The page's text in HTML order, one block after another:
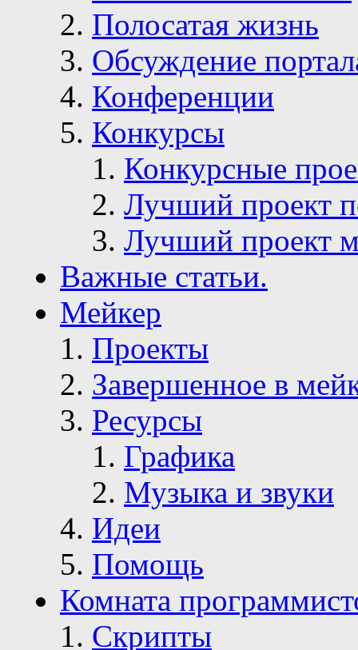
Полосатая жизнь
Обсуждение
Конференции
Конкурсы
Конкурсные
Лучший проект
Лучший проект
Важные статьи.
Мейкер
Проекты
Завершенное в
Ресурсы
Графика
Музыка и звуки
Идеи
Помощь
Комната
Скрипты